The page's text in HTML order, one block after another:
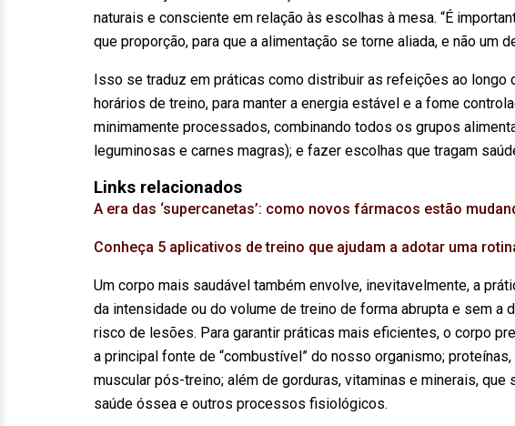
naturais e consciente em relação às escolhas à mesa. “É
que proporção, para que a alimentação se torne aliada, e não um
Isso se traduz em práticas como distribuir as refeições ao longo
horários de treino, para manter a energia estável e a fome
minimamente processados, combinando todos os grupos
leguminosas e carnes magras); e fazer escolhas que tragam
Links relacionados
A era das ‘supercanetas’: como novos fármacos estão
Conheça 5 aplicativos de treino que ajudam a adotar uma
Um corpo mais saudável também envolve, inevitavelmente, a
da intensidade ou do volume de treino de forma abrupta e sem a
risco de lesões. Para garantir práticas mais eficientes, o corpo
a principal fonte de “combustível” do nosso organismo;
muscular pós-treino; além de gorduras, vitaminas e minerais, que
saúde óssea e outros processos fisiológicos.